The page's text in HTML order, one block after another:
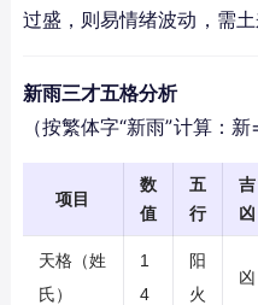
过盛，则易情绪波动，需土
新雨三才五格分析
（按繁体字“新雨”计算：
项目
数
值
五
行
吉
凶
天格（姓
氏）
1
4
阳
火
凶